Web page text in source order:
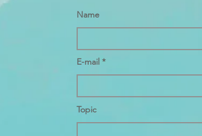
Name
E-mail
Topic